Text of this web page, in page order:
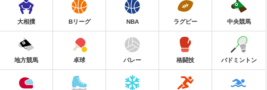
大相撲 Bリーグ NBA ラグビー 中央競馬
地方競馬 卓球 バレー 格闘技 バドミントン